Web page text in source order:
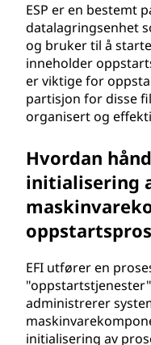
ESP er en bestemt
datalagringsenhet
og bruker til å
inneholder
er viktige for
partisjon for disse
organisert og
Hvordan
initialisering
EFI utfører en
administrerer
initialisering av